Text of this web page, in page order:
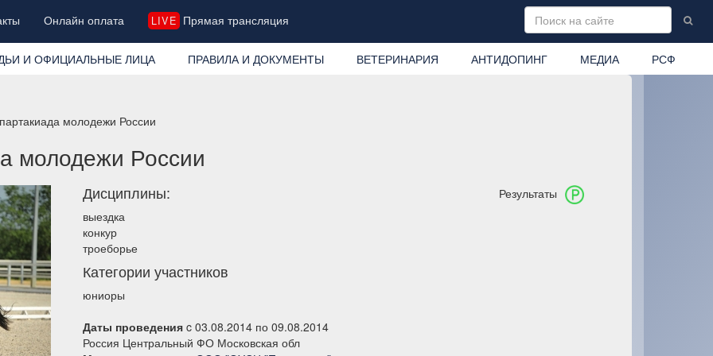
Онлайн оплата LIVE Прямая трансляция
И ОФИЦИАЛЬНЫЕ ЛИЦА ПРАВИЛА И ДОКУМЕНТЫ ВЕТЕРИНАРИЯ АНТИДОПИНГ МЕДИА РСФ
молодежи России
молодежи России
Результаты
Дисциплины:
выездка
конкур
троеборье
Категории участников
юниоры
Даты проведения c 03.08.2014 по 09.08.2014
Россия Центральный ФО Московская обл